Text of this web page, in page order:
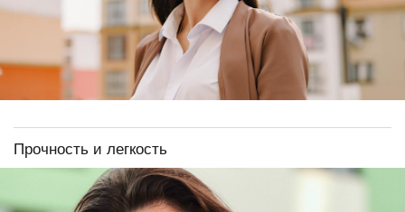
Прочность и легкость